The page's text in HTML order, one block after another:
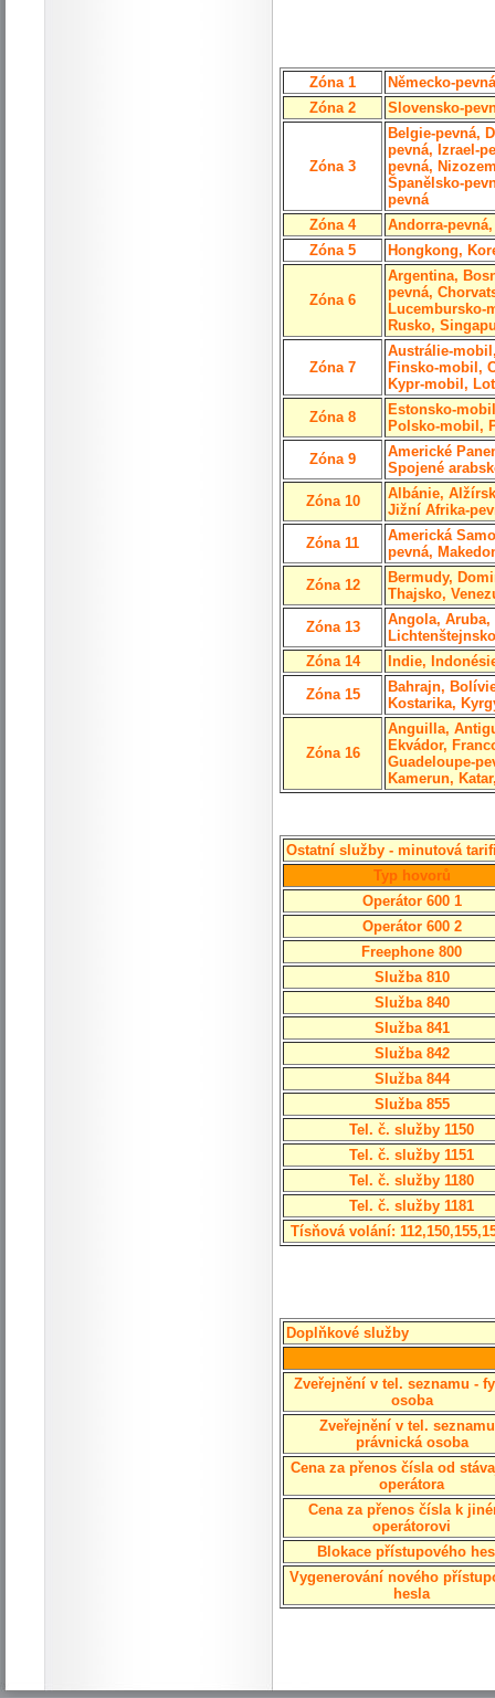
Zóna 1
Německo-
Zóna 2
Slovensko-
Zóna 3
Belgie-pevná,
pevná, Izrael-
pevná,
Španělsko-
pevná
Zóna 4
Andorra-
Zóna 5
Hongkong,
Zóna 6
Argentina,
pevná,
Lucembursko-
Rusko,
Zóna 7
Austrálie-
Finsko-mobil,
Kypr-mobil,
Zóna 8
Estonsko-
Polsko-mobil,
Zóna 9
Americké
Spojené
Zóna 10
Albánie,
Jižní Afrika-
Zóna 11
Americká
pevná,
Zóna 12
Bermudy,
Thajsko,
Zóna 13
Angola,
Zóna 14
Indie,
Zóna 15
Bahrajn,
Kostarika,
Zóna 16
Anguilla,
Ekvádor,
Guadeloupe-
Kamerun,
Ostatní služby - minutová
Typ hovorů
Operátor 600 1
Operátor 600 2
Freephone 800
Služba 810
Služba 840
Služba 841
Služba 842
Služba 844
Služba 855
Tel. č. služby 1150
Tel. č. služby 1151
Tel. č. služby 1180
Tel. č. služby 1181
Tísňová volání:
Doplňkové služby
Zveřejnění v tel. seznamu -
osoba
Zveřejnění v tel.
právnická osoba
Cena za přenos čísla od
operátora
Cena za přenos čísla k
operátorovi
Blokace přístupového
Vygenerování nového
hesla